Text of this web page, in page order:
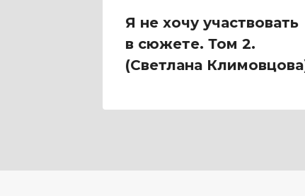
Я не хочу участвовать
в сюжете. Том 2.
(Светлана